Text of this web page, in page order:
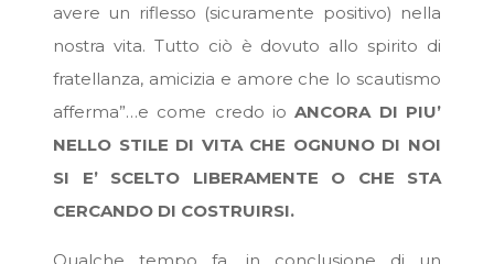
avere un riflesso (sicuramente positivo) nella
nostra vita. Tutto ciò è dovuto allo spirito di
fratellanza, amicizia e amore che lo scautismo
afferma”…e come credo ioANCORA DI PIU’
NELLO STILE DI VITA CHE OGNUNO DI NOI
SI E’ SCELTO LIBERAMENTE O CHE STA
CERCANDO DI COSTRUIRSI.